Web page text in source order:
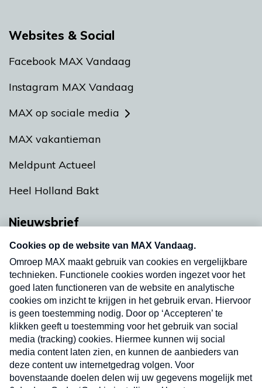
Websites & Social
Facebook MAX Vandaag
Instagram MAX Vandaag
MAX op sociale media
MAX vakantieman
Meldpunt Actueel
Heel Holland Bakt
Nieuwsbrief
Neem hier een gratis abonnement op onze
nieuwsbrief. Elke vrijdag- en dinsdagochtend in
uw mailbox.
Verzend